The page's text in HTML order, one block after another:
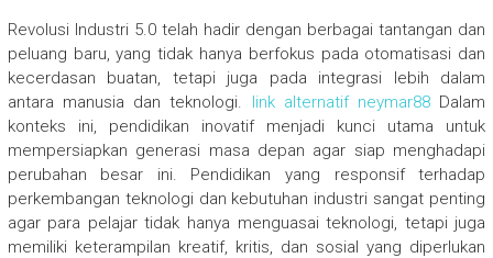
Revolusi Industri 5.0 telah hadir dengan berbagai tantangan dan
peluang baru, yang tidak hanya berfokus pada otomatisasi dan
kecerdasan buatan, tetapi juga pada integrasi lebih dalam
antara manusia dan teknologi. link alternatif neymar88 Dalam
konteks ini, pendidikan inovatif menjadi kunci utama untuk
mempersiapkan generasi masa depan agar siap menghadapi
perubahan besar ini. Pendidikan yang responsif terhadap
perkembangan teknologi dan kebutuhan industri sangat penting
agar para pelajar tidak hanya menguasai teknologi, tetapi juga
memiliki keterampilan kreatif, kritis, dan sosial yang diperlukan